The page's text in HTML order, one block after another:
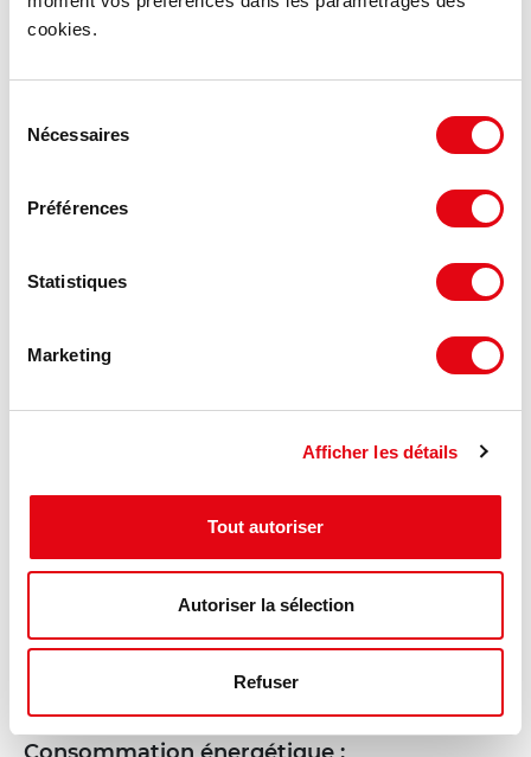
cookies.
Nécessaires
Préférences
Statistiques
Marketing
Afficher les détails
Tout autoriser
Autoriser la sélection
Refuser
Voir les offres similaires